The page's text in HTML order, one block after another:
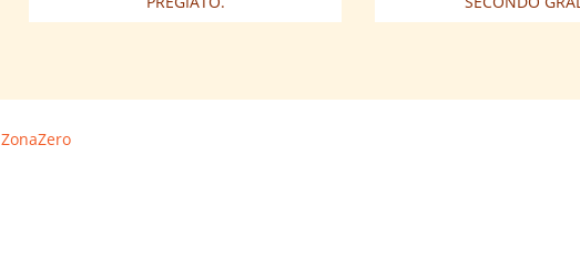
ZonaZero